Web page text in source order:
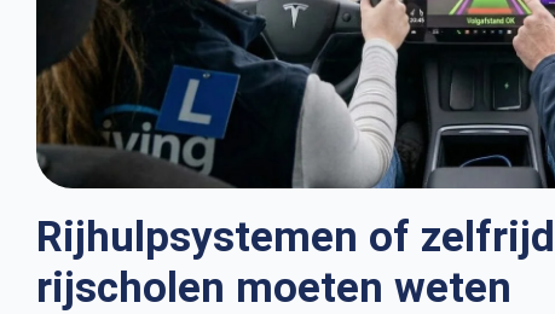
Rijhulpsystemen of
rijscholen moeten weten